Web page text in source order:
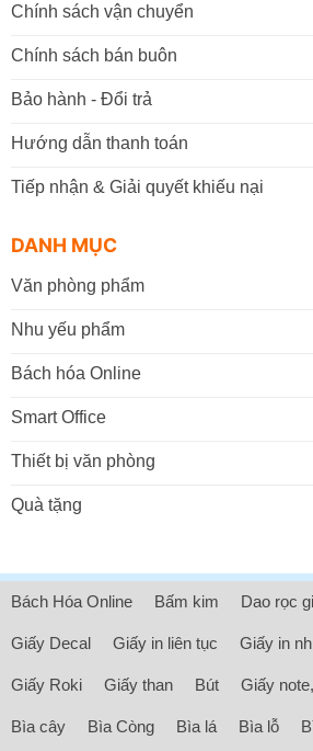
Chính sách vận chuyển
Chính sách bán buôn
Bảo hành - Đổi trả
Hướng dẫn thanh toán
Tiếp nhận & Giải quyết khiếu nại
DANH MỤC
Văn phòng phẩm
Nhu yếu phẩm
Bách hóa Online
Smart Office
Thiết bị văn phòng
Quà tặng
Bách Hóa Online Bấm kim Dao rọc
Giấy Decal Giấy in liên tục Giấy in
Giấy Roki Giấy than Bút Giấy
Bìa cây Bìa Còng Bìa lá Bìa lỗ